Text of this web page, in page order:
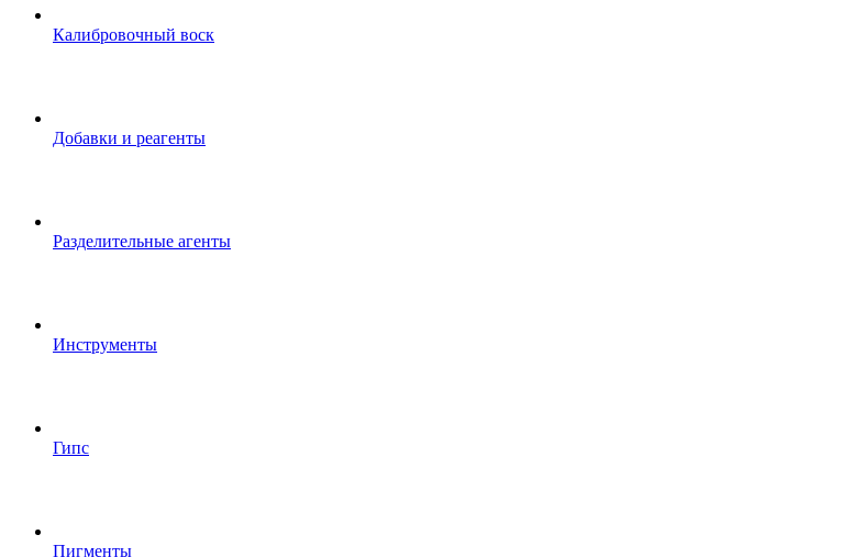
Калибровочный воск
Добавки и реагенты
Разделительные агенты
Инструменты
Гипс
Пигменты